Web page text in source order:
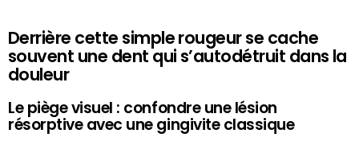
Derrière cette simple rougeur se cache
souvent une dent qui s’autodétruit dans la
douleur
Le piège visuel : confondre une lésion
résorptive avec une gingivite classique